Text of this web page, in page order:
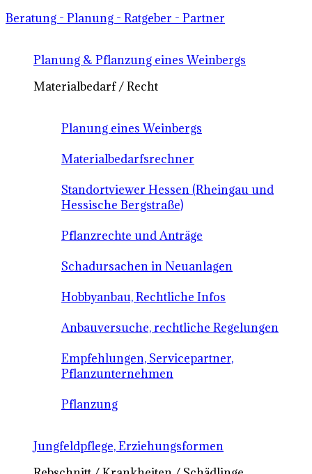
Beratung - Planung - Ratgeber - Partner
Planung & Pflanzung eines Weinbergs
Materialbedarf / Recht
Planung eines Weinbergs
Materialbedarfsrechner
Standortviewer Hessen (Rheingau und
Hessische Bergstraße)
Pflanzrechte und Anträge
Schadursachen in Neuanlagen
Hobbyanbau, Rechtliche Infos
Anbauversuche, rechtliche Regelungen
Empfehlungen, Servicepartner,
Pflanzunternehmen
Pflanzung
Jungfeldpflege, Erziehungsformen